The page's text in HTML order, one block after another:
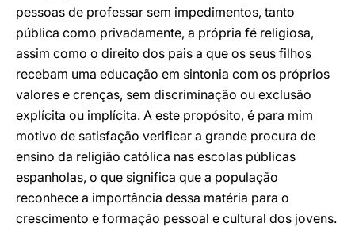
pessoas de professar sem impedimentos, tanto
pública como privadamente, a própria fé religiosa,
assim como o direito dos pais a que os seus filhos
recebam uma educação em sintonia com os próprios
valores e crenças, sem discriminação ou exclusão
explícita ou implícita. A este propósito, é para mim
motivo de satisfação verificar a grande procura de
ensino da religião católica nas escolas públicas
espanholas, o que significa que a população
reconhece a importância dessa matéria para o
crescimento e formação pessoal e cultural dos jovens.